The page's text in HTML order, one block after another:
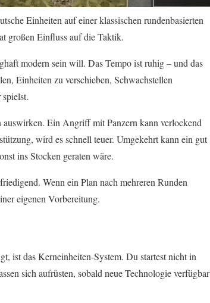
Einheiten auf einer klassischen rundenbasierten
großen Einfluss auf die Taktik.
modern sein will. Das Tempo ist ruhig – und das
Einheiten zu verschieben, Schwachstellen
Ein Angriff mit Panzern kann verlockend
wird es schnell teuer. Umgekehrt kann ein gut
ins Stocken geraten wäre.
Wenn ein Plan nach mehreren Runden
eigenen Vorbereitung.
ist das Kerneinheiten-System. Du startest nicht in
sich aufrüsten, sobald neue Technologie verfügbar